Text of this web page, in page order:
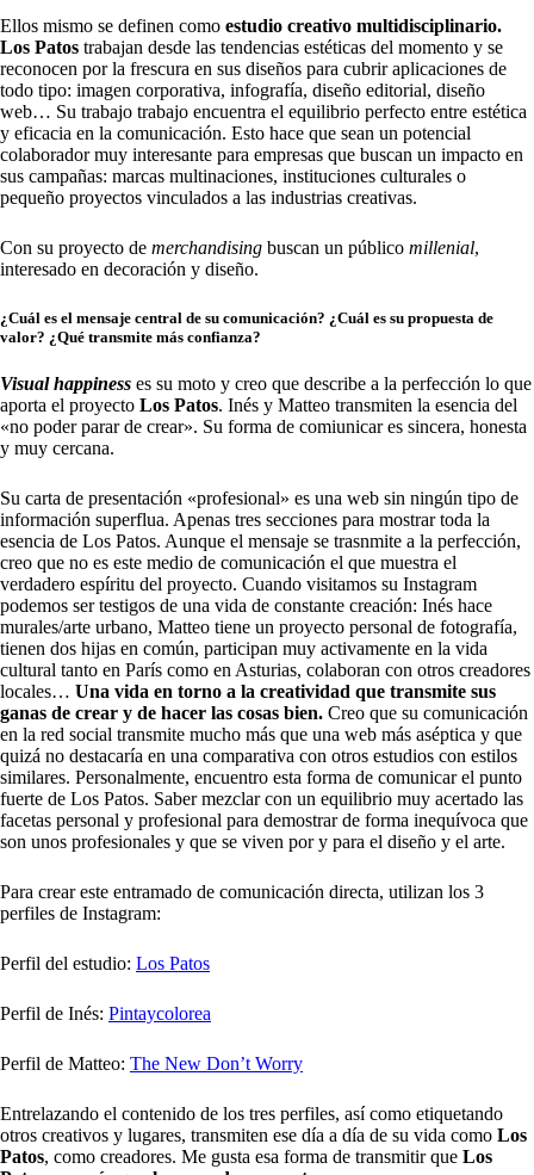
Ellos mismo se definen como estudio creativo multidisciplinario.
Los Patos trabajan desde las tendencias estéticas del momento y se
reconocen por la frescura en sus diseños para cubrir aplicaciones de
todo tipo: imagen corporativa, infografía, diseño editorial, diseño
web… Su trabajo trabajo encuentra el equilibrio perfecto entre estética
y eficacia en la comunicación. Esto hace que sean un potencial
colaborador muy interesante para empresas que buscan un impacto en
sus campañas: marcas multinaciones, instituciones culturales o
pequeño proyectos vinculados a las industrias creativas.
Con su proyecto de merchandising buscan un público millenial,
interesado en decoración y diseño.
¿Cuál es el mensaje central de su comunicación? ¿Cuál es su propuesta de
valor? ¿Qué transmite más confianza?
Visual happiness es su moto y creo que describe a la perfección lo que
aporta el proyecto Los Patos. Inés y Matteo transmiten la esencia del
«no poder parar de crear». Su forma de comiunicar es sincera, honesta
y muy cercana.
Su carta de presentación «profesional» es una web sin ningún tipo de
información superflua. Apenas tres secciones para mostrar toda la
esencia de Los Patos. Aunque el mensaje se trasnmite a la perfección,
creo que no es este medio de comunicación el que muestra el
verdadero espíritu del proyecto. Cuando visitamos su Instagram
podemos ser testigos de una vida de constante creación: Inés hace
murales/arte urbano, Matteo tiene un proyecto personal de fotografía,
tienen dos hijas en común, participan muy activamente en la vida
cultural tanto en París como en Asturias, colaboran con otros creadores
locales… Una vida en torno a la creatividad que transmite sus
ganas de crear y de hacer las cosas bien. Creo que su comunicación
en la red social transmite mucho más que una web más aséptica y que
quizá no destacaría en una comparativa con otros estudios con estilos
similares. Personalmente, encuentro esta forma de comunicar el punto
fuerte de Los Patos. Saber mezclar con un equilibrio muy acertado las
facetas personal y profesional para demostrar de forma inequívoca que
son unos profesionales y que se viven por y para el diseño y el arte.
Para crear este entramado de comunicación directa, utilizan los 3
perfiles de Instagram:
Perfil del estudio: Los Patos
Perfil de Inés: Pintaycolorea
Perfil de Matteo: The New Don’t Worry
Entrelazando el contenido de los tres perfiles, así como etiquetando
otros creativos y lugares, transmiten ese día a día de su vida como Los
Patos, como creadores. Me gusta esa forma de transmitir que Los